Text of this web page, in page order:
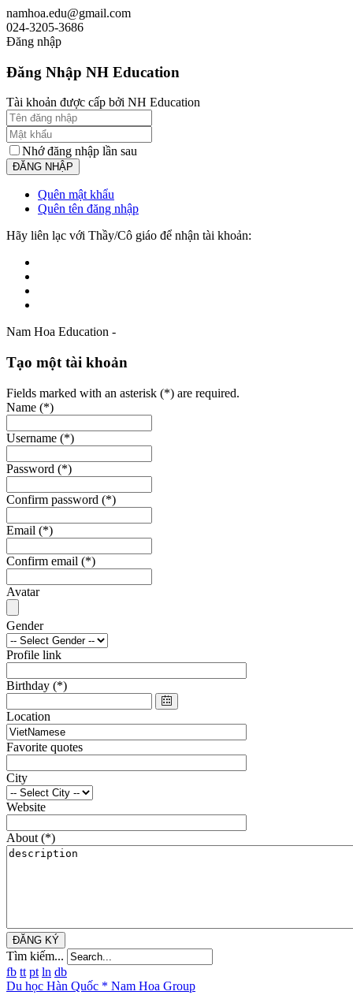
namhoa.edu@gmail.com
024-3205-3686
Đăng nhập
Đăng Nhập NH Education
Tài khoản được cấp bởi NH Education
Nhớ đăng nhập lần sau
Quên mật khẩu
Quên tên đăng nhập
Hãy liên lạc với Thầy/Cô giáo để nhận tài khoản:
Nam Hoa Education -
Tạo một tài khoản
Fields marked with an asterisk (*) are required.
Name (*)
Username (*)
Password (*)
Confirm password (*)
Email (*)
Confirm email (*)
Avatar
Gender
Profile link
Birthday (*)
Location
Favorite quotes
City
Website
About (*)
ĐĂNG KÝ
Tìm kiếm...
fb tt pt ln db
Du học Hàn Quốc * Nam Hoa Group